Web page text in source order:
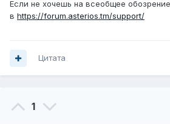
Если не хочешь на всеобщее обозрение
в https://forum.asterios.tm/support/
Цитата
1